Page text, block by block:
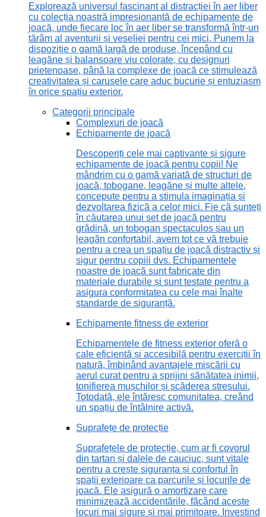
Explorează universul fascinant al distracției în aer liber
cu colecția noastră impresionantă de echipamente de
joacă, unde fiecare loc în aer liber se transformă într-un
tărâm al aventurii și veseliei pentru cei mici. Punem la
dispoziție o gamă largă de produse, începând cu
leagăne și balansoare viu colorate, cu designuri
prietenoase, până la complexe de joacă ce stimulează
creativitatea și carusele care aduc bucurie și entuziasm
în orice spațiu exterior.
Categorii principale
Complexuri de joacă
Echipamente de joacă
Descoperiți cele mai captivante și sigure
echipamente de joacă pentru copii! Ne
mândrim cu o gamă variată de structuri de
joacă, tobogane, leagăne și multe altele,
concepute pentru a stimula imaginația și
dezvoltarea fizică a celor mici. Fie că sunteți
în căutarea unui set de joacă pentru
grădină, un tobogan spectaculos sau un
leagăn confortabil, avem tot ce vă trebuie
pentru a crea un spațiu de joacă distractiv și
sigur pentru copiii dvs. Echipamentele
noastre de joacă sunt fabricate din
materiale durabile și sunt testate pentru a
asigura conformitatea cu cele mai înalte
standarde de siguranță.
Echipamente fitness de exterior
Echipamentele de fitness exterior oferă o
cale eficientă și accesibilă pentru exerciții în
natură, îmbinând avantajele mișcării cu
aerul curat pentru a sprijini sănătatea inimii,
tonifierea mușchilor și scăderea stresului.
Totodată, ele întăresc comunitatea, creând
un spațiu de întâlnire activă.
Suprafețe de protecție
Suprafețele de protecție, cum ar fi covorul
din tartan și dalele de cauciuc, sunt vitale
pentru a crește siguranța și confortul în
spații exterioare ca parcurile și locurile de
joacă. Ele asigură o amortizare care
minimizează accidentările, făcând aceste
locuri mai sigure și mai primitoare. Investind